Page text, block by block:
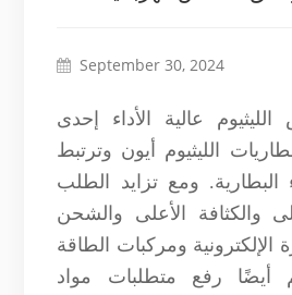
September 30, 2024
عالية الأداء إحدى
الليثيوم أيون وترتبط
البطارية. ومع تزايد الطلب
والكثافة الأعلى والشحن
الإلكترونية ومركبات الطاقة
أيضًا رفع متطلبات مواد